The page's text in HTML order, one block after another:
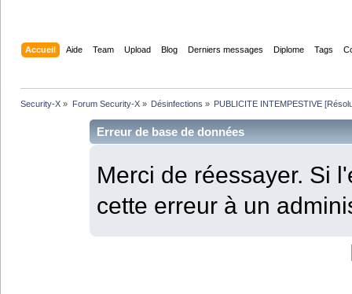
Accueil Aide Team Upload Blog Derniers messages Diplome Tags
Security-X » Forum Security-X» Désinfections » PUBLICITE INTEMPESTIVE
Erreur de base de données
Merci de réessayer. Si
cette erreur à un